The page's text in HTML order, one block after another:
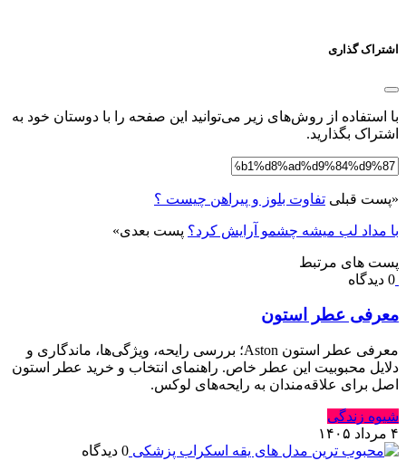
اشتراک گذاری
با استفاده از روش‌های زیر می‌توانید این صفحه را با دوستان خود به
اشتراک بگذارید.
«پست قبلی تفاوت بلوز و پیراهن چیست ؟
با مداد لب میشه چشمو آرایش کرد؟ پست بعدی»
پست های مرتبط
0 دیدگاه
معرفی عطر استون
معرفی عطر استون Aston؛ بررسی رایحه، ویژگی‌ها، ماندگاری و
دلایل محبوبیت این عطر خاص. راهنمای انتخاب و خرید عطر استون
اصل برای علاقه‌مندان به رایحه‌های لوکس.
شیوه زندگی
۴ مرداد ۱۴۰۵
0 دیدگاه